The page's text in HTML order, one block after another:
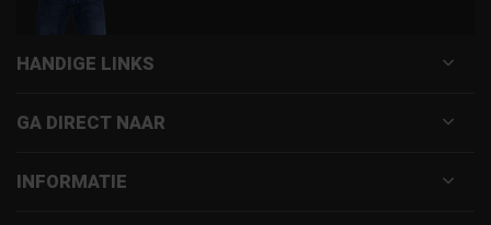
HANDIGE LINKS
GA DIRECT NAAR
INFORMATIE